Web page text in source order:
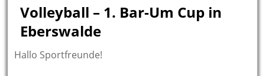
Volleyball – 1. Bar-Um Cup in
Eberswalde
Hallo Sportfreunde!